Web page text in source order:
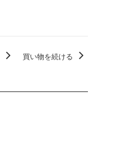
買い物を続ける